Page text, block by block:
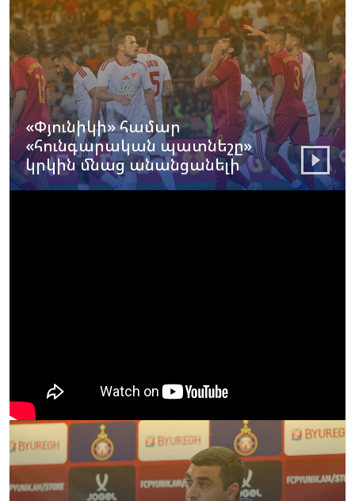
«Փյունիկի» համար
«հունգարական պատնեշը»
կրկին մնաց անանցանելի